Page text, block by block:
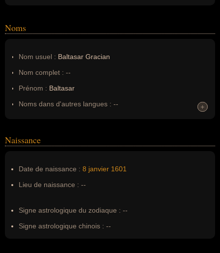
Noms
Nom usuel : Baltasar Gracian
Nom complet : --
Prénom : Baltasar
Noms dans d'autres langues : --
Nom de famille :Gracian
+
+
Naissance
Date de naissance : 8 janvier 1601
Lieu de naissance : --
Signe astrologique du zodiaque : --
Signe astrologique chinois : --